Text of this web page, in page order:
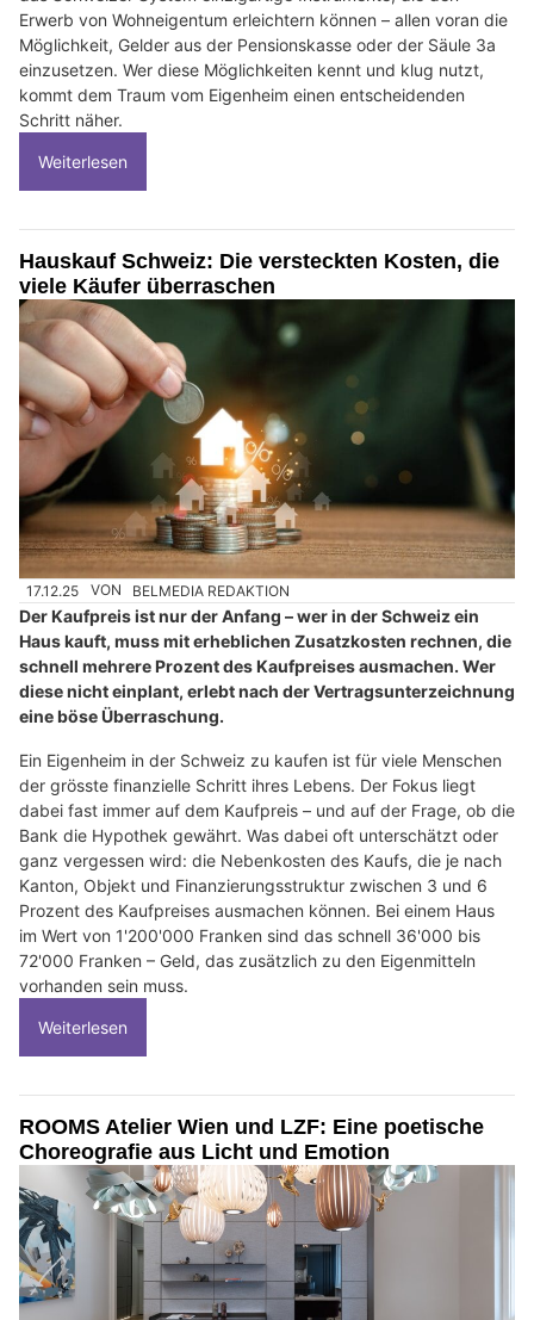
Erwerb von Wohneigentum erleichtern können – allen voran die
Möglichkeit, Gelder aus der Pensionskasse oder der Säule 3a
einzusetzen. Wer diese Möglichkeiten kennt und klug nutzt,
kommt dem Traum vom Eigenheim einen entscheidenden
Schritt näher.
Weiterlesen
Hauskauf Schweiz: Die versteckten Kosten, die
viele Käufer überraschen
17.12.25 VON BELMEDIA REDAKTION
Der Kaufpreis ist nur der Anfang – wer in der Schweiz ein
Haus kauft, muss mit erheblichen Zusatzkosten rechnen, die
schnell mehrere Prozent des Kaufpreises ausmachen. Wer
diese nicht einplant, erlebt nach der Vertragsunterzeichnung
eine böse Überraschung.
Ein Eigenheim in der Schweiz zu kaufen ist für viele Menschen
der grösste finanzielle Schritt ihres Lebens. Der Fokus liegt
dabei fast immer auf dem Kaufpreis – und auf der Frage, ob die
Bank die Hypothek gewährt. Was dabei oft unterschätzt oder
ganz vergessen wird: die Nebenkosten des Kaufs, die je nach
Kanton, Objekt und Finanzierungsstruktur zwischen 3 und 6
Prozent des Kaufpreises ausmachen können. Bei einem Haus
im Wert von 1'200'000 Franken sind das schnell 36'000 bis
72'000 Franken – Geld, das zusätzlich zu den Eigenmitteln
vorhanden sein muss.
Weiterlesen
ROOMS Atelier Wien und LZF: Eine poetische
Choreografie aus Licht und Emotion